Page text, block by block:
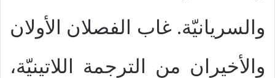
والسريانيّة. غاب الفصلان الأولان
والأخيران من الترجمة اللاتينيّة،